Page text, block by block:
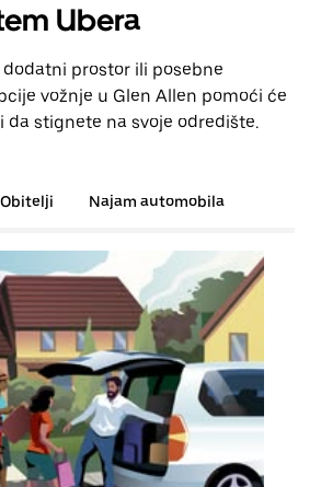
Ubera
prostor ili posebne
vožnje u Glen Allen pomoći će
da stignete na svoje odredište.
Obitelji Najam automobila